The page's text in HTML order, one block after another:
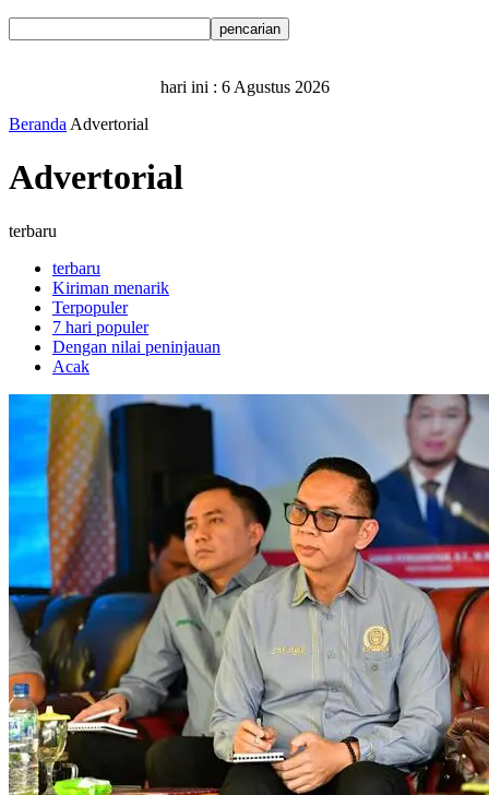
hari ini : 6 Agustus 2026
Beranda Advertorial
Advertorial
terbaru
terbaru
Kiriman menarik
Terpopuler
7 hari populer
Dengan nilai peninjauan
Acak